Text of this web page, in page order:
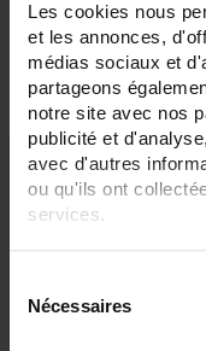
Les cookies nous
et les annonces,
médias sociaux et
partageons
notre site avec nos
publicité et
avec d'autres
ou qu'ils ont
services.
Nécessaires